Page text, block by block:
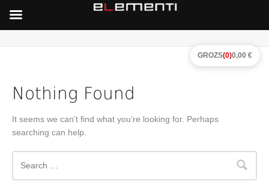
Nothing Found
It seems we can’t find what you’re looking for. Perhaps
searching can help.
GROZS(0)0,00 €